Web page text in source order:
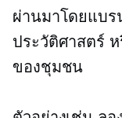
ผ่านมาโดยแบ
ประวัติศาสตร์
ของชุมชน